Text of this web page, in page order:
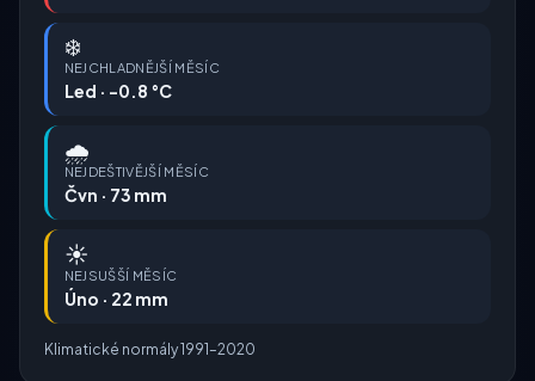
❄️
NEJCHLADNĚJŠÍ MĚSÍC
Led · -0.8 °C
🌧️
NEJDEŠTIVĚJŠÍ MĚSÍC
Čvn · 73 mm
☀️
NEJSUŠŠÍ MĚSÍC
Úno · 22 mm
Klimatické normály 1991–2020